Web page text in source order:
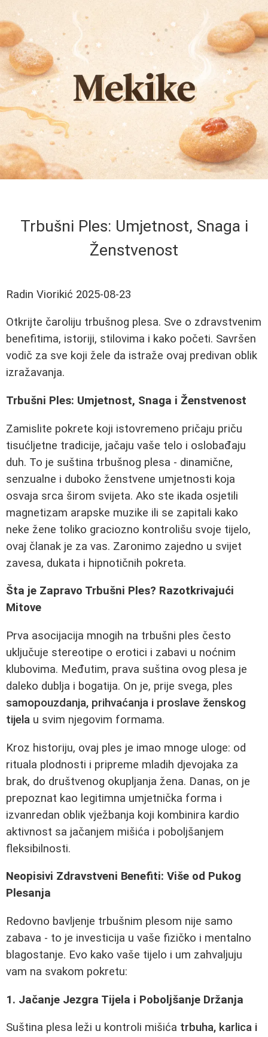
Trbušni Ples: Umjetnost, Snaga i
Ženstvenost
Radin Viorikić 2025-08-23
Otkrijte čaroliju trbušnog plesa. Sve o zdravstvenim
benefitima, istoriji, stilovima i kako početi. Savršen
vodič za sve koji žele da istraže ovaj predivan oblik
izražavanja.
Trbušni Ples: Umjetnost, Snaga i Ženstvenost
Zamislite pokrete koji istovremeno pričaju priču
tisućljetne tradicije, jačaju vaše telo i oslobađaju
duh. To je suština trbušnog plesa - dinamične,
senzualne i duboko ženstvene umjetnosti koja
osvaja srca širom svijeta. Ako ste ikada osjetili
magnetizam arapske muzike ili se zapitali kako
neke žene toliko graciozno kontrolišu svoje tijelo,
ovaj članak je za vas. Zaronimo zajedno u svijet
zavesa, dukata i hipnotičnih pokreta.
Šta je Zapravo Trbušni Ples? Razotkrivajući
Mitove
Prva asocijacija mnogih na trbušni ples često
uključuje stereotipe o erotici i zabavi u noćnim
klubovima. Međutim, prava suština ovog plesa je
daleko dublja i bogatija. On je, prije svega, ples
samopouzdanja, prihvaćanja i proslave ženskog
tijela u svim njegovim formama.
Kroz historiju, ovaj ples je imao mnoge uloge: od
rituala plodnosti i pripreme mladih djevojaka za
brak, do društvenog okupljanja žena. Danas, on je
prepoznat kao legitimna umjetnička forma i
izvanredan oblik vježbanja koji kombinira kardio
aktivnost sa jačanjem mišića i poboljšanjem
fleksibilnosti.
Neopisivi Zdravstveni Benefiti: Više od Pukog
Plesanja
Redovno bavljenje trbušnim plesom nije samo
zabava - to je investicija u vaše fizičko i mentalno
blagostanje. Evo kako vaše tijelo i um zahvaljuju
vam na svakom pokretu:
1. Jačanje Jezgra Tijela i Poboljšanje Držanja
Suština plesa leži u kontroli mišića trbuha, karlica i